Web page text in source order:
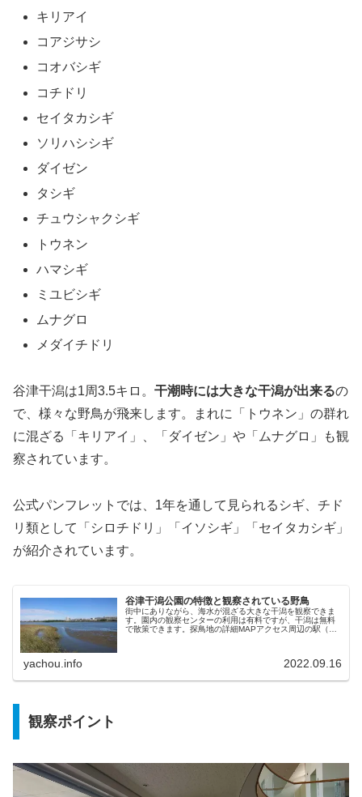
キリアイ
コアジサシ
コオバシギ
コチドリ
セイタカシギ
ソリハシシギ
ダイゼン
タシギ
チュウシャクシギ
トウネン
ハマシギ
ミユビシギ
ムナグロ
メダイチドリ
谷津干潟は1周3.5キロ。 干潮時には大きな干潟が出来るの
で、様々な野鳥が飛来します。まれに「トウネン」の群れ
に混ざる「キリアイ」、「ダイゼン」や「ムナグロ」も観
察されています。
公式パンフレットでは、1年を通して見られるシギ、チド
リ類として「シロチドリ」「イソシギ」「セイタカシギ」
が紹介されています。
谷津干潟公園の特徴と観察されている野鳥
街中にありながら、海水が混ざる大きな干潟を観察できま
す。園内の観察センターの利用は有料ですが、干潟は無料
で散策できます。探鳥地の詳細MAPアクセス周辺の駅（谷
yachou.info 2022.09.16
観察ポイント